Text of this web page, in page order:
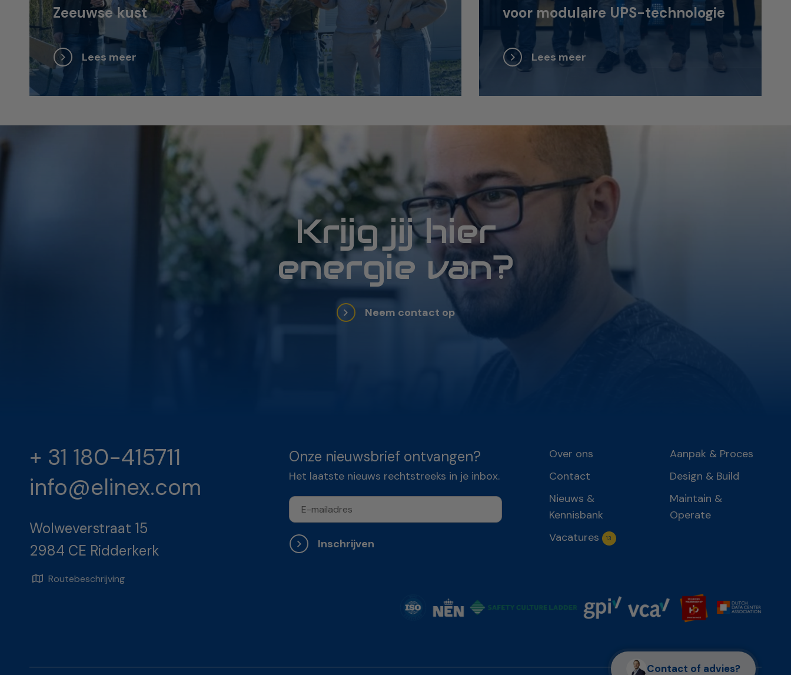
Zeeuwse kust
Lees meer
voor modulaire UPS-technologie
Lees meer
Contact of advies?
Krijg jij hier
energie van?
Neem contact op
+ 31 180-415711
info@elinex.com
Wolweverstraat 15
2984 CE Ridderkerk
Routebeschrijving
Onze nieuwsbrief ontvangen?
Het laatste nieuws rechtstreeks in je inbox.
Inschrijven
Over ons
Contact
Nieuws &
Kennisbank
Vacatures
13
Aanpak & Proces
Design & Build
Maintain &
Operate